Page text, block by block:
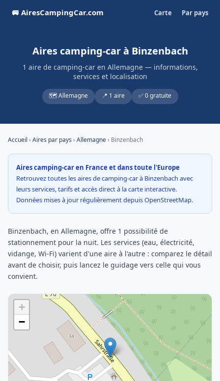
🚐 AiresCampingCar.com Carte Par pays
Aires camping-car à Binzenbach
1 aire de camping-car en Allemagne — informations,
services et localisation
🗺️ Allemagne 📍 1 aire ✅ 0 gratuite
Accueil › Aires par pays› Allemagne› Binzenbach
Aires camping-car en France et dans toute l'Europe
Retrouvez toutes les aires de camping-car à Binzenbach avec
leurs services, tarifs et accès direct à la carte interactive.
Données mises à jour régulièrement depuis OpenStreetMap.
Binzenbach, en Allemagne, offre 1 possibilité de
stationnement pour la nuit. Les services (eau, électricité,
vidange, Wi-Fi) varient d'une aire à l'autre : comparez le détail
avant de choisir, puis lancez le guidage vers celle qui vous
convient.
+
−